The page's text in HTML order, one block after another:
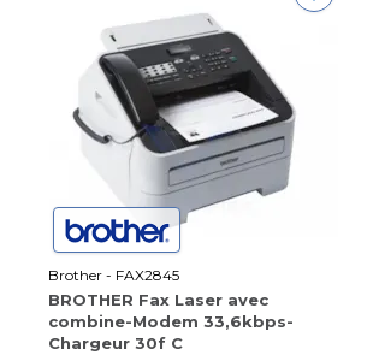
Brother - FAX2845
BROTHER Fax Laser avec
combine-Modem 33,6kbps-
Chargeur 30f C